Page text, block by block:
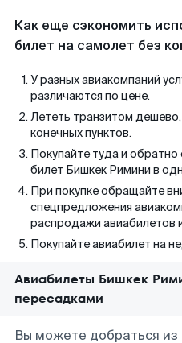
Как еще сэкономить
билет на самолет без
У разных авиакомпаний
различаются по цене.
Лететь транзитом
конечных пунктов.
Покупайте туда и
билет Бишкек Римини в
При покупке обращайте
спецпредложения
распродажи авиабилетов
Покупайте авиабилет на
Авиабилеты Бишкек
пересадками
Вы можете добраться